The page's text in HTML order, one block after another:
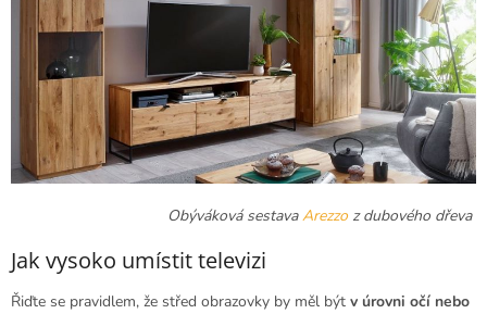
Obýváková sestavaArezzoz dubového dřeva
Jak vysoko umístit televizi
Řiďte se pravidlem, že střed obrazovky by měl být v úrovni očí nebo